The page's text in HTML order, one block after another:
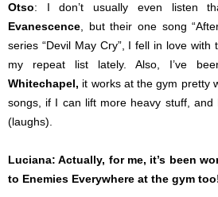
Otso: I don’t usually even listen
Evanescence , but their one song
series “Devil May Cry”, I fell in love with
my repeat list lately. Also, I’ve
Whitechapel, it works at the gym pretty
songs, if I can lift more heavy stuff, and
(laughs).
Luciana: Actually, for me, it’s been
to Enemies Everywhere at the gym